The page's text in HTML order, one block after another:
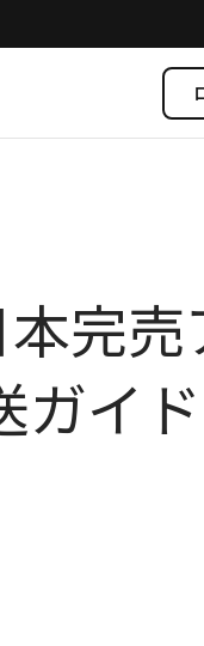
完売
ガイ